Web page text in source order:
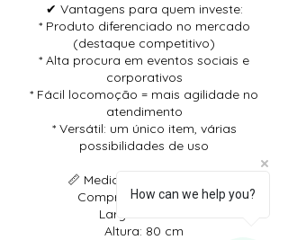
✔ Vantagens para quem investe:
* Produto diferenciado no mercado
(destaque competitivo)
* Alta procura em eventos sociais e
corporativos
* Fácil locomoção = mais agilidade no
atendimento
* Versátil: um único item, várias
possibilidades de uso
📏 Medidas aproximadas:
Comprimento: 100 cm
Largura: 60 cm
Altura: 80 cm
How can we help you?